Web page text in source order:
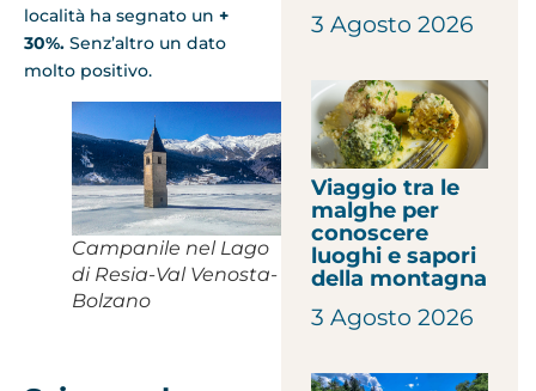
località ha segnato un +
30%. Senz’altro un dato
molto positivo.
Campanile nel Lago
di Resia-Val Venosta-
Bolzano
3 Agosto 2026
Viaggio tra le
malghe per
conoscere
luoghi e sapori
della montagna
3 Agosto 2026